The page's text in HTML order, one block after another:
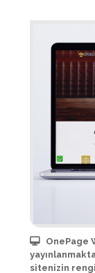
OnePage
sitenizin